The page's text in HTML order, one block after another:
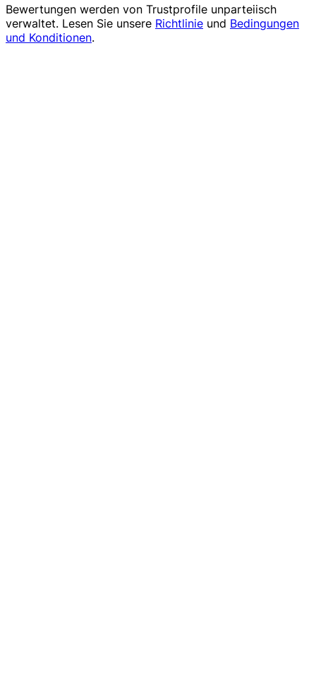
Bewertungen werden von Trustprofile unparteiisch
verwaltet. Lesen Sie unsere Richtlinie und Bedingungen
und Konditionen.